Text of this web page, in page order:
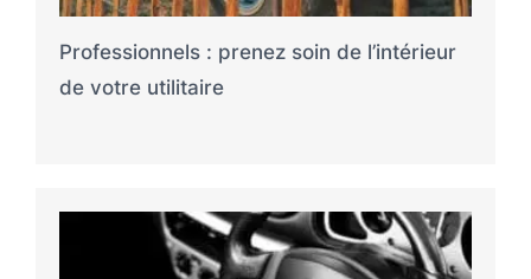
Professionnels : prenez soin de l’intérieur
de votre utilitaire